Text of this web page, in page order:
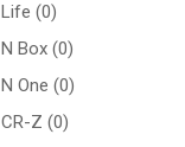
Life (0)
N Box (0)
N One (0)
CR-Z (0)